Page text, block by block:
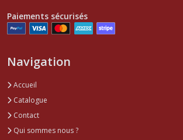
Paiements sécurisés
Navigation
Accueil
Catalogue
Contact
Qui sommes nous ?